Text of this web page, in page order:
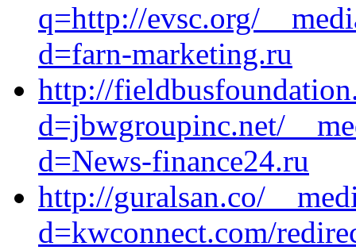
q=http://evsc.org/
d=farn-marketing.ru
http://
d=jbwgroupinc.net/
d=News-finance24.ru
http://guralsan.co/
d=kwconnect.com/